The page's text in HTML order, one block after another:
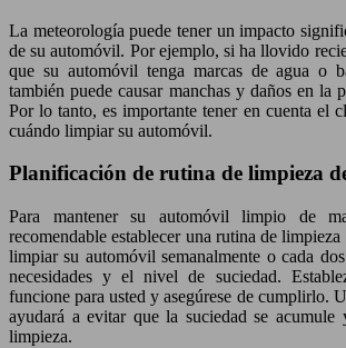
La meteorología puede tener un impacto
de su automóvil. Por ejemplo, si ha llovido
que su automóvil tenga marcas de agua o
también puede causar manchas y daños en la
Por lo tanto, es importante tener en cuenta el
cuándo limpiar su automóvil.
Planificación de rutina de limpieza
Para mantener su automóvil limpio de
recomendable establecer una rutina de
limpiar su automóvil semanalmente o cada
necesidades y el nivel de suciedad.
funcione para usted y asegúrese de cumplirlo.
ayudará a evitar que la suciedad se
limpieza.